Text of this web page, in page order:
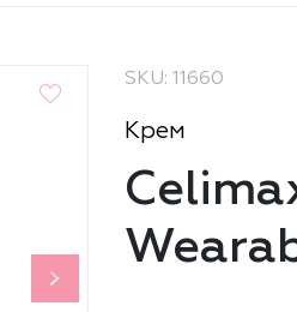
SKU: 11660
Крем